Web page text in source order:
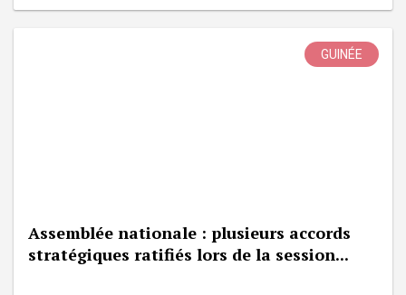
GUINÉE
Assemblée nationale : plusieurs accords
stratégiques ratifiés lors de la session...